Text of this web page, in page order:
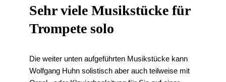
Sehr viele Musikstücke für
Trompete solo
Die weiter unten aufgeführten Musikstücke kann
Wolfgang Huhn solistisch aber auch teilweise mit